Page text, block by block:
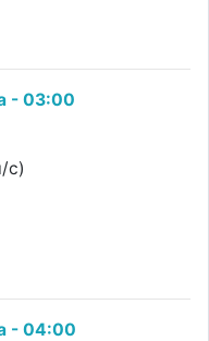
- 03:00
с)
- 04:00